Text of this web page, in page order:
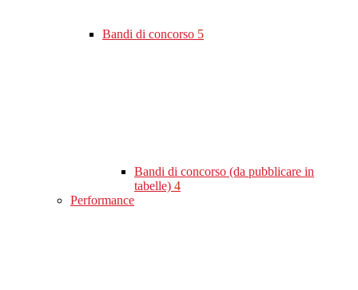
Bandi di concorso 5
Bandi di concorso (da pubblicare in
tabelle) 4
Performance